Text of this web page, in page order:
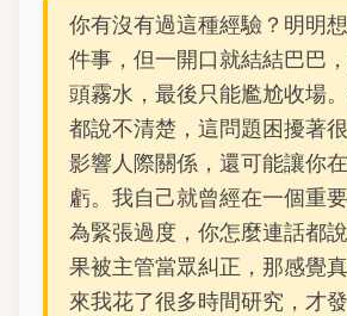
你有沒有過這種經驗？明明
件事，但一開口就結結巴巴
頭霧水，最後只能尷尬收場
都說不清楚，這問題困擾著
影響人際關係，還可能讓你
虧。我自己就曾經在一個重
為緊張過度，你怎麼連話都
果被主管當眾糾正，那感覺
來我花了很多時間研究，才